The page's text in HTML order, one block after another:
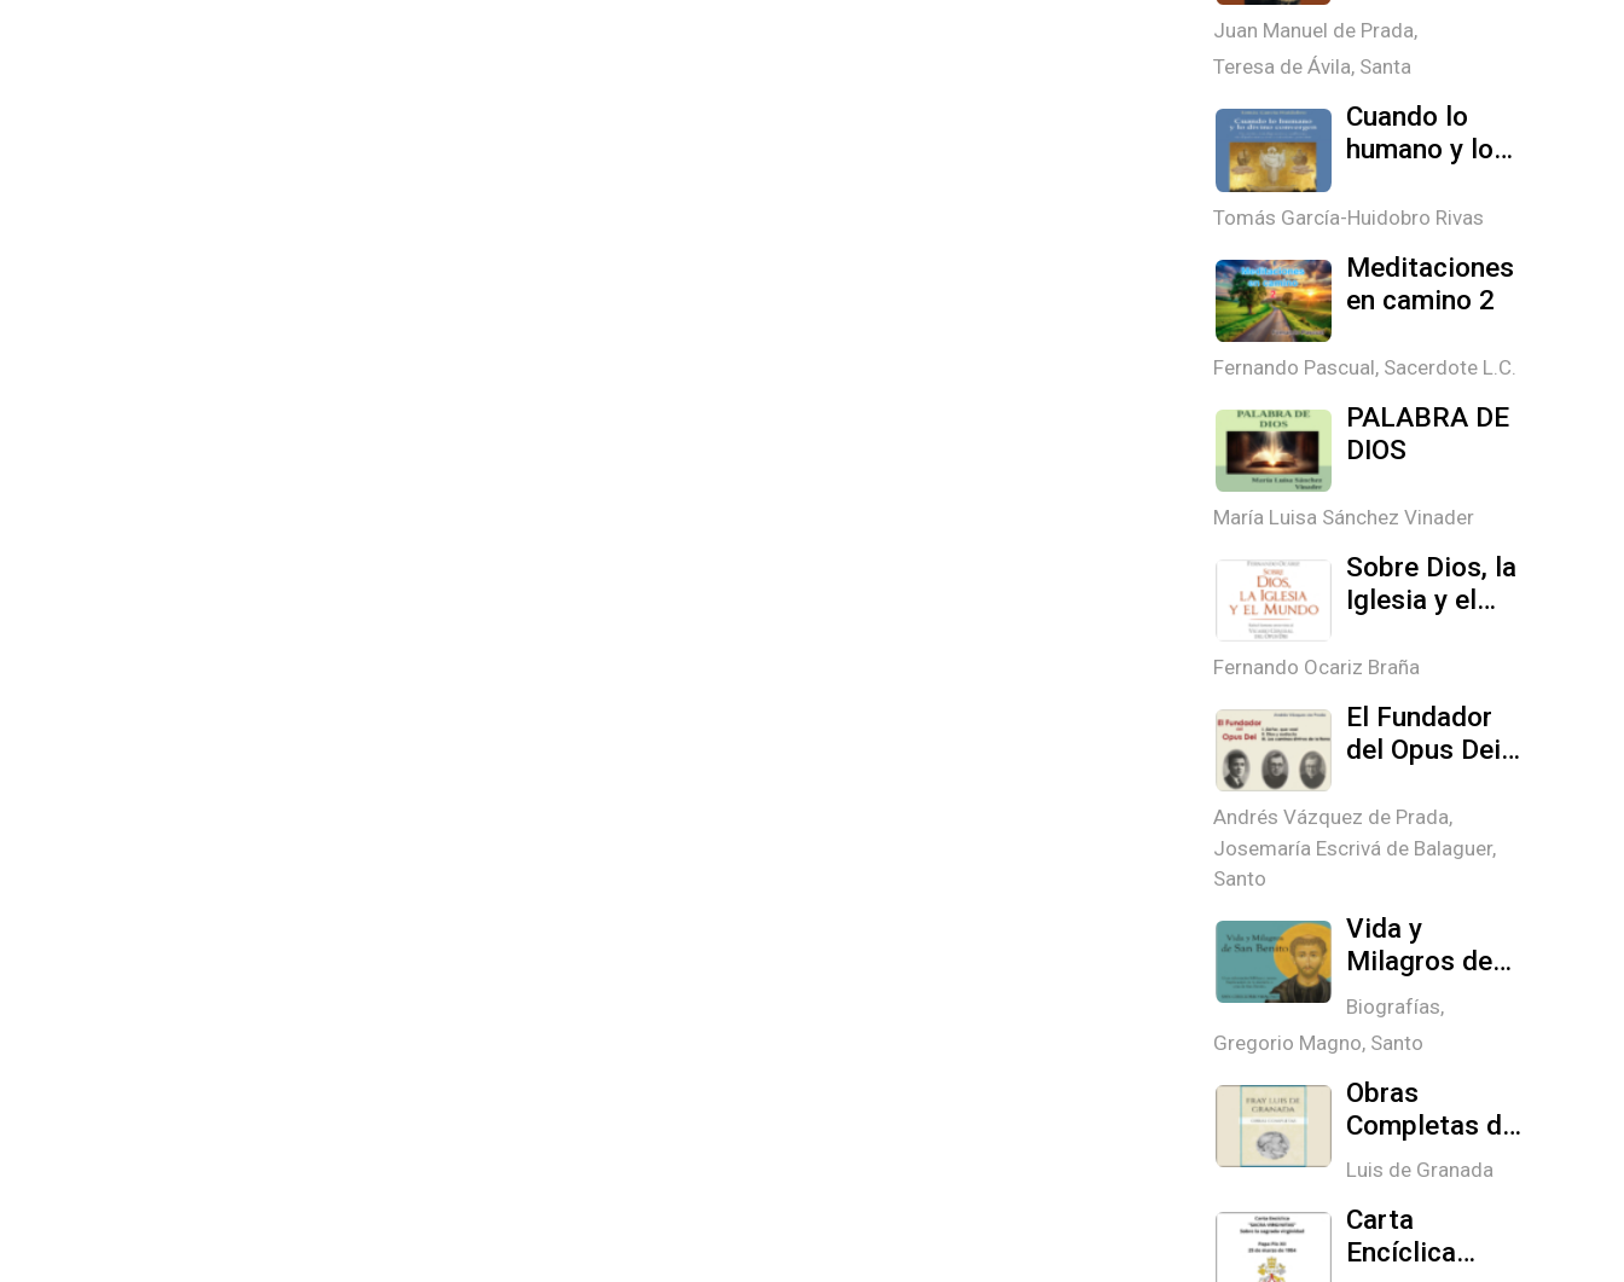
Juan Manuel de Prada,
Teresa de Ávila, Santa
Cuando lo
humano y lo
convergen
Tomás García-Huidobro Rivas
Meditaciones
en camino 2
Fernando Pascual, Sacerdote L.C.
PALABRA DE
DIOS
María Luisa Sánchez Vinader
Sobre Dios, la
Iglesia y el
Fernando Ocariz Braña
El Fundador
del Opus Dei,
Andrés Vázquez de Prada,
Josemaría Escrivá de Balaguer,
Santo
Vida y
Milagros de
San Benito
Abad
Biografías,
Gregorio Magno, Santo
Obras
Completas de
Fray Luis de
Luis de Granada
Carta
Encíclica